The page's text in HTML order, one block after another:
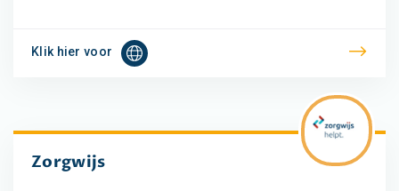
Klik hier voor
Zorgwijs